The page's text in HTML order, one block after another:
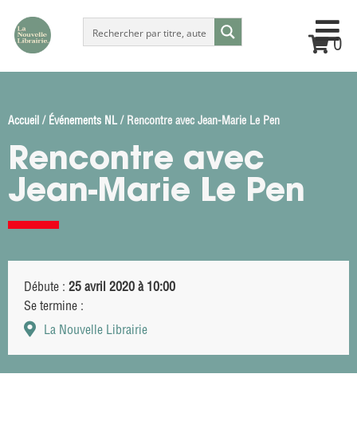
0
Accueil / Événements NL / Rencontre avec Jean-Marie Le Pen
Rencontre avec
Jean-Marie Le Pen
Débute : 25 avril 2020 à 10:00
Se termine :
La Nouvelle Librairie